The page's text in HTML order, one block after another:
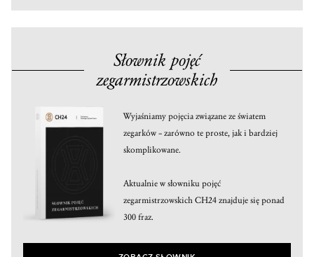
Słownik pojęć
zegarmistrzowskich
Wyjaśniamy pojęcia związane ze światem
zegarków – zarówno te proste, jak i bardziej
skomplikowane.
Aktualnie w słowniku pojęć
zegarmistrzowskich CH24 znajduje się ponad
300 fraz.